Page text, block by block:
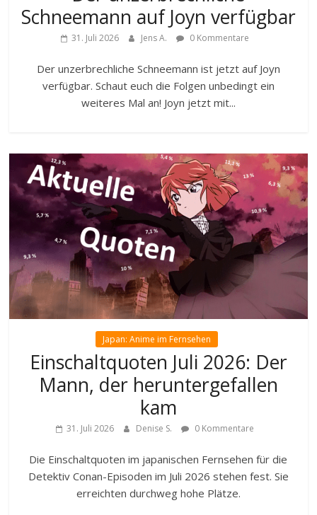
Schneemann auf Joyn verfügbar
31. Juli 2026 Jens A. 0 Kommentare
Der unzerbrechliche Schneemann ist jetzt auf Joyn
verfügbar. Schaut euch die Folgen unbedingt ein
weiteres Mal an! Joyn jetzt mit...
Japan: Anime im Fernsehen
Einschaltquoten Juli 2026: Der
Mann, der heruntergefallen
kam
31. Juli 2026 Denise S. 0 Kommentare
Die Einschaltquoten im japanischen Fernsehen für die
Detektiv Conan-Episoden im Juli 2026 stehen fest. Sie
erreichten durchweg hohe Plätze.